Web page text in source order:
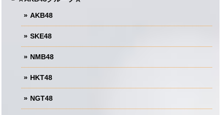
AKB48
SKE48
NMB48
HKT48
NGT48